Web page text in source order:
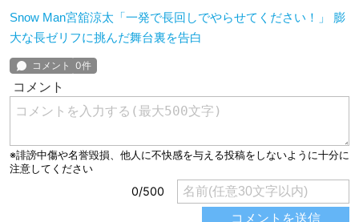
Snow Man宮舘涼太「一発で長回しでやらせてください！」 膨
大な長ゼリフに挑んだ舞台裏を告白